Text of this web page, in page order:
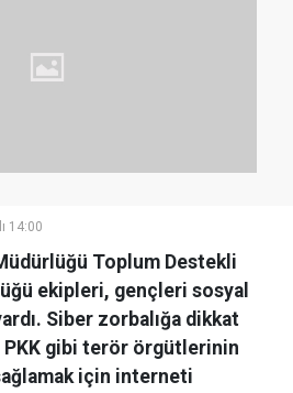
14:00
Toplum Destekli
ekipleri, gençleri sosyal
Siber zorbalığa dikkat
PKK gibi terör örgütlerinin
için interneti